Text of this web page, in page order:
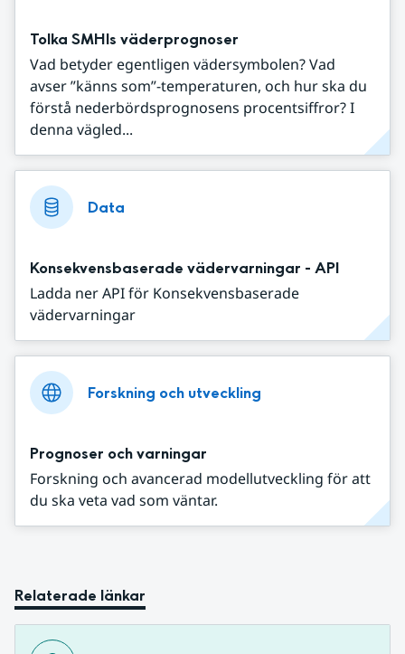
Tolka SMHIs väderprognoser
Vad betyder egentligen vädersymbolen? Vad
avser ”känns som”-temperaturen, och hur ska du
förstå nederbördsprognosens procentsiffror? I
denna vägled...
Data
Konsekvensbaserade vädervarningar - API
Ladda ner API för Konsekvensbaserade
vädervarningar
Forskning och utveckling
Prognoser och varningar
Forskning och avancerad modellutveckling för att
du ska veta vad som väntar.
Relaterade länkar